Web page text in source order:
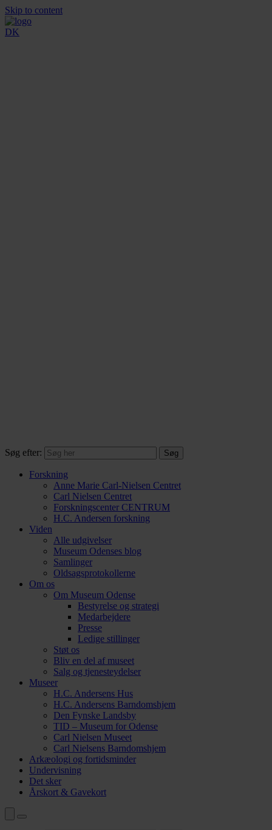
Skip to content
DK
Søg efter:
Forskning
Anne Marie Carl-Nielsen Centret
Carl Nielsen Centret
Forsknings­center CENTRUM
H.C. Andersen forskning
Viden
Alle udgivelser
Museum Odenses blog
Samlinger
Oldsagsprotokollerne
Om os
Om Museum Odense
Bestyrelse og strategi
Medarbejdere
Presse
Ledige stillinger
Støt os
Bliv en del af museet
Salg og tjenesteydelser
Museer
H.C. Andersens Hus
H.C. Andersens Barndomshjem
Den Fynske Landsby
TID – Museum for Odense
Carl Nielsen Museet
Carl Nielsens Barndomshjem
Arkæologi og fortidsminder
Undervisning
Det sker
Årskort & Gavekort